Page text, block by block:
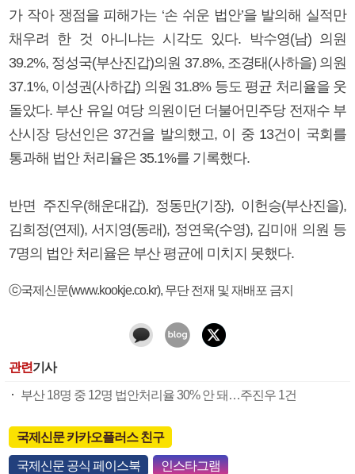
가 작아 쟁점을 피해가는 ‘손 쉬운 법안’을 발의해 실적만
채우려 한 것 아니냐는 시각도 있다. 박수영(남) 의원
39.2%, 정성국(부산진갑)의원 37.8%, 조경태(사하을) 의원
37.1%, 이성권(사하갑) 의원 31.8% 등도 평균 처리율을 웃
돌았다. 부산 유일 여당 의원이던 더불어민주당 전재수 부
산시장 당선인은 37건을 발의했고, 이 중 13건이 국회를
통과해 법안 처리율은 35.1%를 기록했다.
반면 주진우(해운대갑), 정동만(기장), 이헌승(부산진을),
김희정(연제), 서지영(동래), 정연욱(수영), 김미애 의원 등
7명의 법안 처리율은 부산 평균에 미치지 못했다.
ⓒ국제신문(www.kookje.co.kr), 무단 전재 및 재배포 금지
관련기사
부산 18명 중 12명 법안처리율 30% 안 돼…주진우 1건
국제신문 카카오플러스 친구
국제신문 공식 페이스북 인스타그램